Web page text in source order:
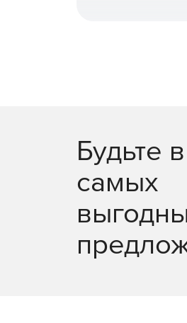
Silent-клиент.
терминалы,
Будьте
самых